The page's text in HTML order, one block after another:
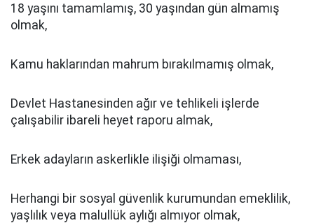
18 yaşını tamamlamış, 30 yaşından gün almamış
olmak,
Kamu haklarından mahrum bırakılmamış olmak,
Devlet Hastanesinden ağır ve tehlikeli işlerde
çalışabilir ibareli heyet raporu almak,
Erkek adayların askerlikle ilişiği olmaması,
Herhangi bir sosyal güvenlik kurumundan emeklilik,
yaşlılık veya malullük aylığı almıyor olmak,